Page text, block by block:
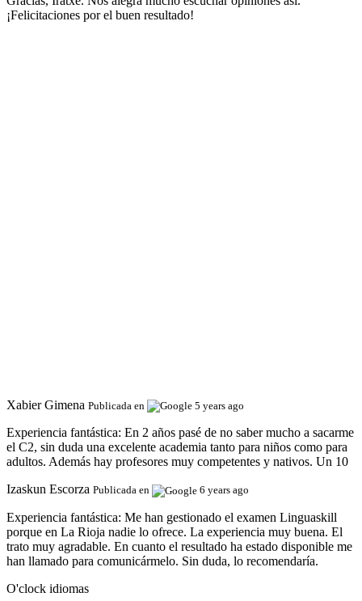
¡Felicitaciones por el buen resultado!
Xabier Gimena Publicada en 5 years ago
Experiencia fantástica: En 2 años pasé de no saber mucho a sacarme
el C2, sin duda una excelente academia tanto para niños como para
adultos. Además hay profesores muy competentes y nativos. Un 10
Izaskun Escorza Publicada en 6 years ago
Experiencia fantástica: Me han gestionado el examen Linguaskill
porque en La Rioja nadie lo ofrece. La experiencia muy buena. El
trato muy agradable. En cuanto el resultado ha estado disponible me
han llamado para comunicármelo. Sin duda, lo recomendaría.
O'clock idiomas